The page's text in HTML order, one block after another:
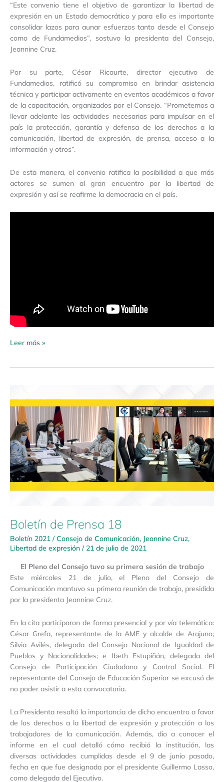
“Este convenio tiene el objetivo de garantizar la libertad de
expresión en un Estado democrático y para ello es importante
consolidar lazos para aunar esfuerzos tanto desde el Consejo
como de Fundamedios”, sostuvo la presidenta del Consejo,
Jeannine Cruz.
Por su parte, César Ricaurte, director ejecutivo de
Fundamedios, ratificó su compromiso en brindar asistencia
técnica y participar activamente en eventos académicos a favor
de la capacitación, organizados por el Consejo. “Prometemos a
llevar adelante las actividades necesarias para impulsar en el
país la protección, garantía y defensa de los derechos a la
comunicación, libertad de expresión, de prensa, acceso a la
información y otros”.
De esta manera, el convenio ratifica la posibilidad a que más
actores se sumen al gran encuentro por la libertad de
expresión y así se reafirme la democracia en el país.
Leer más »
Boletín de Prensa 18
Boletín 2021 /Consejo de Comunicación, Jeannine Cruz,
Libertad de expresión / 21 de julio de 2021
El Pleno del Consejo tuvo su primera sesión de trabajo
Este miércoles 21 de julio, el Pleno del Consejo de
Comunicación mantuvo su primera reunión de trabajo, presidida
por la presidenta Jeannine Cruz.
En la cita participaron de forma presencial y por vía telemática:
César Grefa, representante de la AME y alcalde de Arajuno;
Silvia Avilés, delegada del Consejo Nacional de Igualdad de
Pueblos y Nacionalidades; e Ibeth Estupiñán, delegada del
Consejo de Participación Ciudadana y Control Social. El
representante del Consejo de Educación Superior se excusó de
no poder asistir a esta convocatoria.
La Presidenta resaltó la importancia de dicho encuentro a favor
de los derechos a la libertad de expresión y protección a los
trabajadores de la comunicación. Además, dio a conocer el
informe en el cual detalló cómo recibió la institución, las
diversas actividades cumplidas desde el 9 de junio pasado,
fecha en que fue designada por el presidente Guillermo Lasso,
como delegada del Ejecutivo.
de
Prensa
18